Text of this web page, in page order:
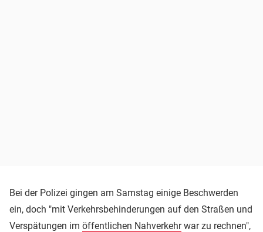
Bei der Polizei gingen am Samstag einige Beschwerden
ein, doch "mit Verkehrsbehinderungen auf den Straßen und
Verspätungen im öffentlichen Nahverkehrwar zu rechnen",